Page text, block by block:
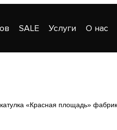
SALE Услуги О нас
«Красная площадь»